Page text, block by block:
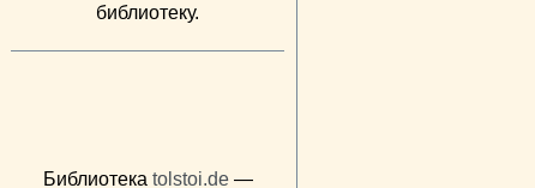
библиотеку.
Библиотека tolstoi.de—